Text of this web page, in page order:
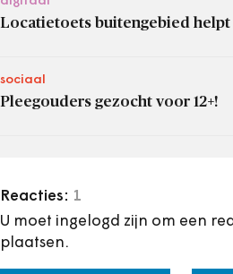
Locatietoets buitengebied
sociaal
Pleegouders gezocht voor 12+!
Reacties: 1
U moet ingelogd zijn om een
plaatsen.